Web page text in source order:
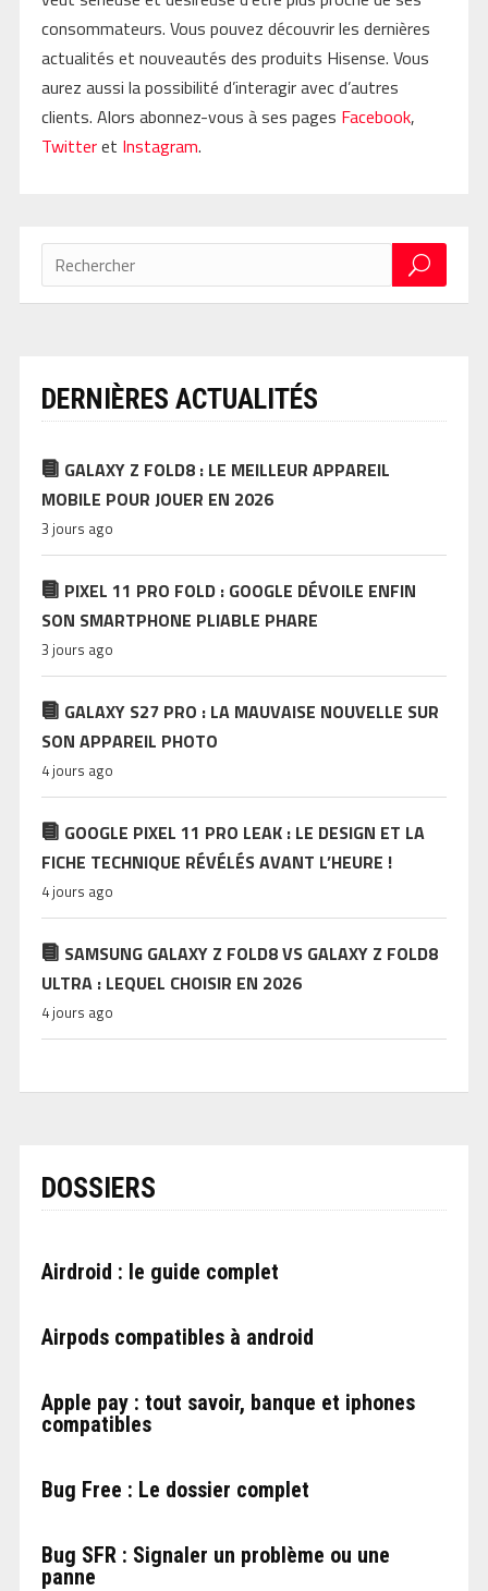
consommateurs. Vous pouvez découvrir les dernières
actualités et nouveautés des produits Hisense. Vous
aurez aussi la possibilité d’interagir avec d’autres
clients. Alors abonnez-vous à ses pages Facebook,
Twitteret Instagram.
DERNIÈRES ACTUALITÉS
GALAXY Z FOLD8 : LE MEILLEUR APPAREIL
MOBILE POUR JOUER EN 2026
3 jours ago
PIXEL 11 PRO FOLD : GOOGLE DÉVOILE ENFIN
SON SMARTPHONE PLIABLE PHARE
3 jours ago
GALAXY S27 PRO : LA MAUVAISE NOUVELLE SUR
SON APPAREIL PHOTO
4 jours ago
GOOGLE PIXEL 11 PRO LEAK : LE DESIGN ET LA
FICHE TECHNIQUE RÉVÉLÉS AVANT L’HEURE !
4 jours ago
SAMSUNG GALAXY Z FOLD8 VS GALAXY Z FOLD8
ULTRA : LEQUEL CHOISIR EN 2026
4 jours ago
DOSSIERS
Airdroid : le guide complet
Airpods compatibles à android
Apple pay : tout savoir, banque et iphones
compatibles
Bug Free : Le dossier complet
Bug SFR : Signaler un problème ou une
panne